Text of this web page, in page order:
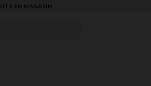
EN MAGASIN​